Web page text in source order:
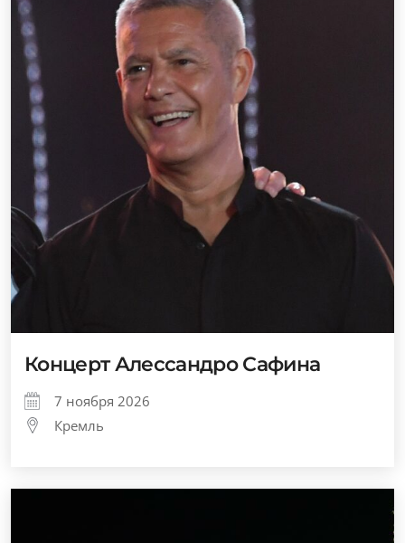
Концерт Алессандро Сафина
7 ноября 2026
Кремль